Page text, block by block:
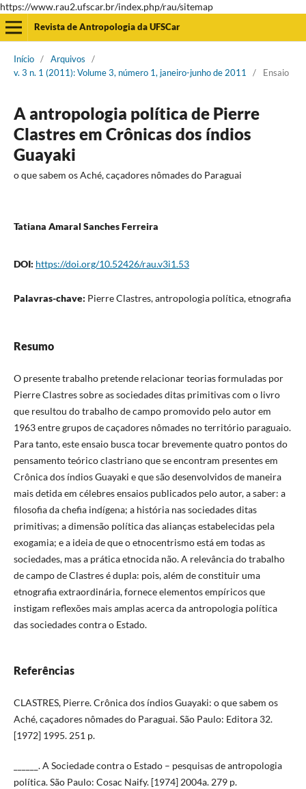
https://www.rau2.ufscar.br/index.php/rau/sitemap
Revista de Antropologia da UFSCar
Início / Arquivos
/
v. 3 n. 1 (2011): Volume 3, número 1, janeiro-junho de 2011
/ Ensaio
A antropologia política de Pierre
Clastres em Crônicas dos índios
Guayaki
o que sabem os Aché, caçadores nômades do Paraguai
Tatiana Amaral Sanches Ferreira
DOI: https://doi.org/10.52426/rau.v3i1.53
Palavras-chave: Pierre Clastres, antropologia política, etnografia
Resumo
O presente trabalho pretende relacionar teorias formuladas por
Pierre Clastres sobre as sociedades ditas primitivas com o livro
que resultou do trabalho de campo promovido pelo autor em
1963 entre grupos de caçadores nômades no território paraguaio.
Para tanto, este ensaio busca tocar brevemente quatro pontos do
pensamento teórico clastriano que se encontram presentes em
Crônica dos índios Guayaki e que são desenvolvidos de maneira
mais detida em célebres ensaios publicados pelo autor, a saber: a
filosofia da chefia indígena; a história nas sociedades ditas
primitivas; a dimensão política das alianças estabelecidas pela
exogamia; e a ideia de que o etnocentrismo está em todas as
sociedades, mas a prática etnocida não. A relevância do trabalho
de campo de Clastres é dupla: pois, além de constituir uma
etnografia extraordinária, fornece elementos empíricos que
instigam reflexões mais amplas acerca da antropologia política
das sociedades contra o Estado.
Referências
CLASTRES, Pierre. Crônica dos índios Guayaki: o que sabem os
Aché, caçadores nômades do Paraguai. São Paulo: Editora 32.
[1972] 1995. 251 p.
______. A Sociedade contra o Estado – pesquisas de antropologia
política. São Paulo: Cosac Naify. [1974] 2004a. 279 p.